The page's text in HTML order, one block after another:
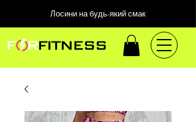
Лосини на будь-який смак